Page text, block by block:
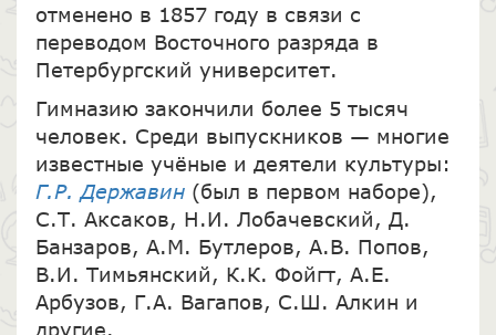
отменено в 1857 году в связи с
переводом Восточного разряда в
Петербургский университет.
Гимназию закончили более 5 тысяч
человек. Среди выпускников — многие
известные учёные и деятели культуры:
Г.Р. Державин(был в первом наборе),
С.Т. Аксаков, Н.И. Лобачевский, Д.
Банзаров, А.М. Бутлеров, А.В. Попов,
В.И. Тимьянский, К.К. Фойгт, А.Е.
Арбузов, Г.А. Вагапов, С.Ш. Алкин и
другие.